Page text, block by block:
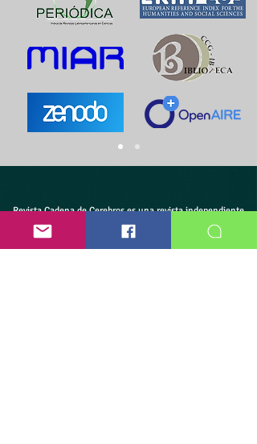
Revista Cadena de Cerebros es una revista independiente
que nunca solicitará pagos para publicación, suscripción
ni registro en la comunidad. Nuestro equipo editorial
trabaja de forma gratuita.